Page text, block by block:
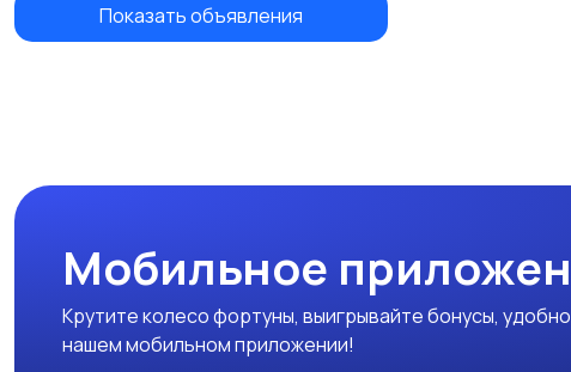
Показать объявления
Мобильное
Крутите колесо фортуны, выигрывайте бонусы,
нашем мобильном приложении!